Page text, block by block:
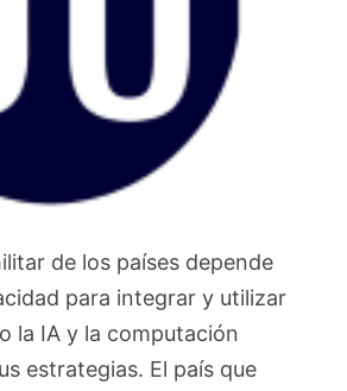
de los países depende
para integrar y utilizar
la IA y la computación
estrategias. El país que